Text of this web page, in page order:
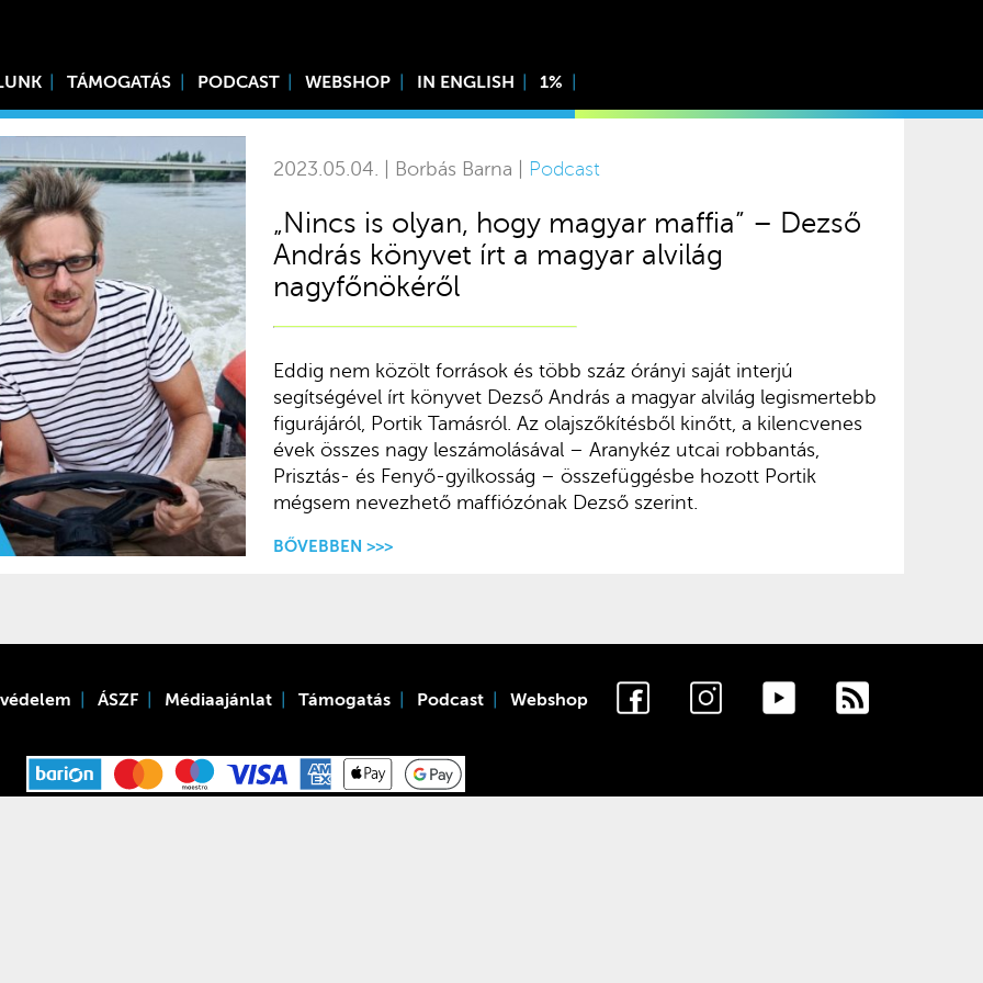
TÁMOGATÁS PODCAST WEBSHOP IN ENGLISH 1%
2023.05.04. | Borbás Barna | Podcast
„Nincs is olyan, hogy magyar maffia” – Dezső
András könyvet írt a magyar alvilág
nagyfőnökéről
Eddig nem közölt források és több száz órányi saját interjú
segítségével írt könyvet Dezső András a magyar alvilág legismertebb
figurájáról, Portik Tamásról. Az olajszőkítésből kinőtt, a kilencvenes
évek összes nagy leszámolásával – Aranykéz utcai robbantás,
Prisztás- és Fenyő-gyilkosság – összefüggésbe hozott Portik
mégsem nevezhető maffiózónak Dezső szerint.
BŐVEBBEN >>>
ÁSZF Médiaajánlat Támogatás Podcast Webshop